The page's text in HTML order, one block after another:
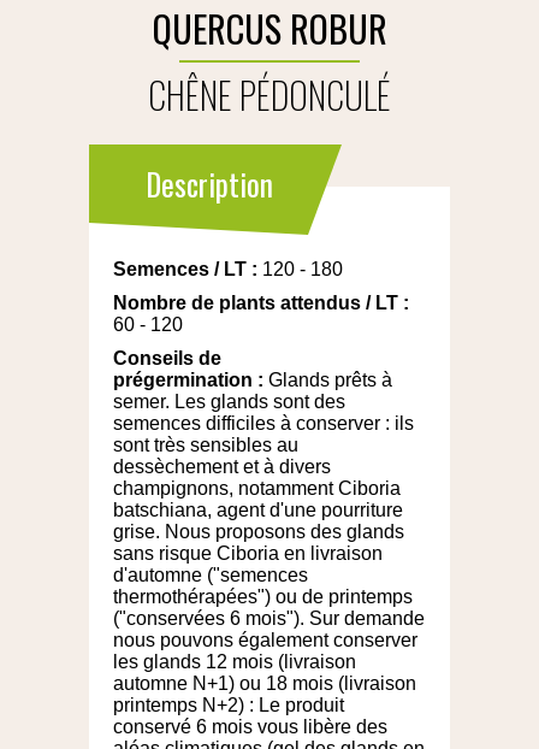
QUERCUS ROBUR
CHÊNE PÉDONCULÉ
Description
Semences / LT : 120 - 180
Nombre de plants attendus / LT :
60 - 120
Conseils de
prégermination : Glands prêts à
semer. Les glands sont des
semences difficiles à conserver : ils
sont très sensibles au
dessèchement et à divers
champignons, notamment Ciboria
batschiana, agent d'une pourriture
grise. Nous proposons des glands
sans risque Ciboria en livraison
d'automne ("semences
thermothérapées") ou de printemps
("conservées 6 mois"). Sur demande
nous pouvons également conserver
les glands 12 mois (livraison
automne N+1) ou 18 mois (livraison
printemps N+2) : Le produit
conservé 6 mois vous libère des